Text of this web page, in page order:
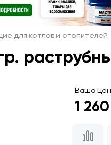
для котлов и отопителей
Ваша
1